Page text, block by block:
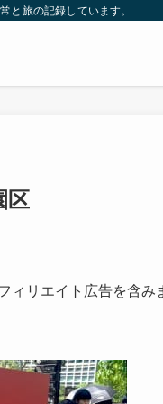
と旅の記録しています。
区
ィリエイト広告を含み